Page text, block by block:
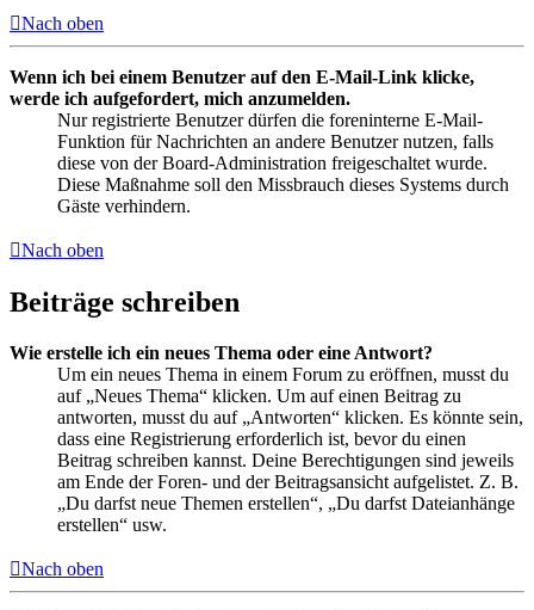
Nach oben
Wenn ich bei einem Benutzer auf den E-Mail-Link klicke,
werde ich aufgefordert, mich anzumelden.
Nur registrierte Benutzer dürfen die foreninterne E-Mail-
Funktion für Nachrichten an andere Benutzer nutzen, falls
diese von der Board-Administration freigeschaltet wurde.
Diese Maßnahme soll den Missbrauch dieses Systems durch
Gäste verhindern.
Nach oben
Beiträge schreiben
Wie erstelle ich ein neues Thema oder eine Antwort?
Um ein neues Thema in einem Forum zu eröffnen, musst du
auf „Neues Thema“ klicken. Um auf einen Beitrag zu
antworten, musst du auf „Antworten“ klicken. Es könnte sein,
dass eine Registrierung erforderlich ist, bevor du einen
Beitrag schreiben kannst. Deine Berechtigungen sind jeweils
am Ende der Foren- und der Beitragsansicht aufgelistet. Z. B.
„Du darfst neue Themen erstellen“, „Du darfst Dateianhänge
erstellen“ usw.
Nach oben